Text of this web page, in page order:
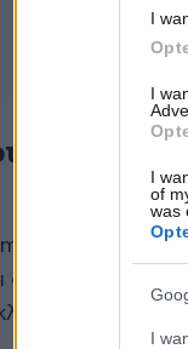
I
I
I
of
was
I
με
για
σε όσους δεν
μέσω